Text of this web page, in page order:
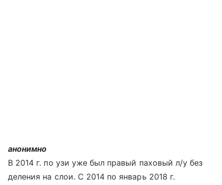
анонимно
В 2014 г. по узи уже был правый паховый л/у без
деления на слои. С 2014 по январь 2018 г.